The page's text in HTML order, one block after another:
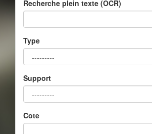
Recherche plein texte (OCR)
Type
Support
Cote